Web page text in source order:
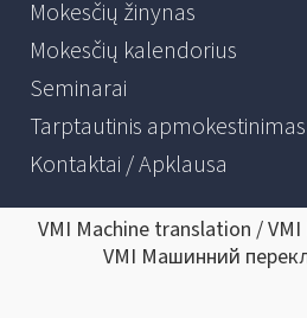
Mokesčių žinynas
Mokesčių kalendorius
Seminarai
Tarptautinis apmokestinimas
Kontaktai / Apklausa
VMI Machine translation /
VMI Машинний